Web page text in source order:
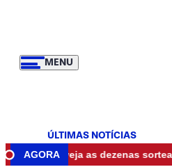
MENU
ÚLTIMAS NOTÍCIAS
AGORA
veja as dezenas sorteadas •